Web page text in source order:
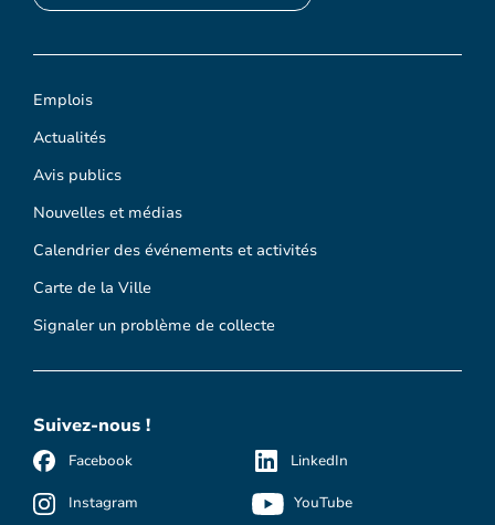
Emplois
Actualités
Avis publics
Nouvelles et médias
Calendrier des événements et activités
Carte de la Ville
Signaler un problème de collecte
Suivez-nous !
Facebook
Instagram
LinkedIn
YouTube